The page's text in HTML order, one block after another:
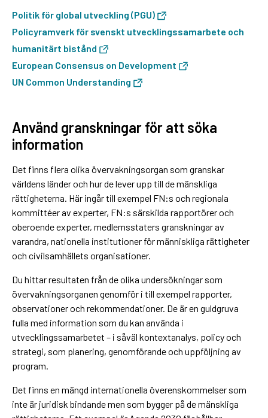
Politik för global utveckling (PGU)
Policyramverk för svenskt utvecklingssamarbete och
humanitärt bistånd
European Consensus on Development
UN Common Understanding
Använd granskningar för att söka
information
Det finns flera olika övervakningsorgan som granskar
världens länder och hur de lever upp till de mänskliga
rättigheterna. Här ingår till exempel FN:s och regionala
kommittéer av experter, FN:s särskilda rapportörer och
oberoende experter, medlemsstaters granskningar av
varandra, nationella institutioner för människliga rättigheter
och civilsamhällets organisationer.
Du hittar resultaten från de olika undersökningar som
övervakningsorganen genomför i till exempel rapporter,
observationer och rekommendationer. De är en guldgruva
fulla med information som du kan använda i
utvecklingssamarbetet – i såväl kontextanalys, policy och
strategi, som planering, genomförande och uppföljning av
program.
Det finns en mängd internationella överenskommelser som
inte är juridisk bindande men som bygger på de mänskliga